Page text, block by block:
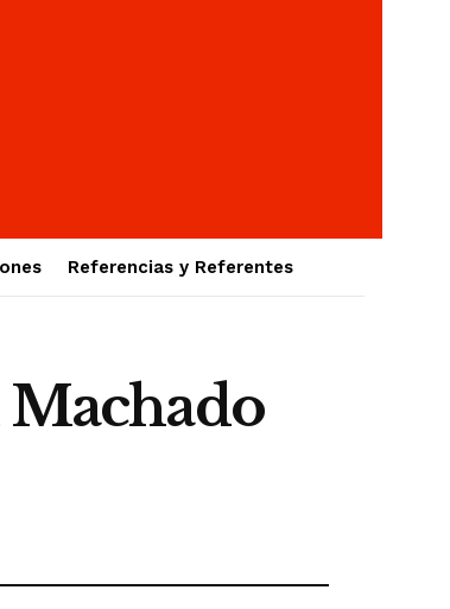
Referencias y Referentes
Machado